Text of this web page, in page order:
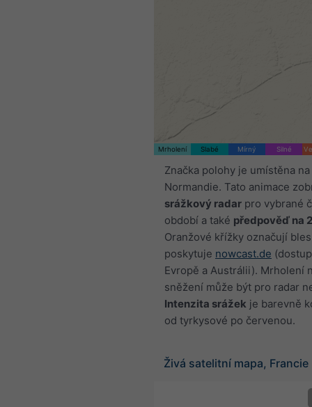
Mrholení Slabé Mírný Silné
Značka polohy je umístěna na
Normandie. Tato animace
srážkový radar pro vybrané
období a také předpověď na
Oranžové křížky označují
poskytuje nowcast.de
Evropě a Austrálii). Mrholení
sněžení může být pro radar
Intenzita srážek je barevně
od tyrkysové po červenou.
Živá satelitní mapa, Francie